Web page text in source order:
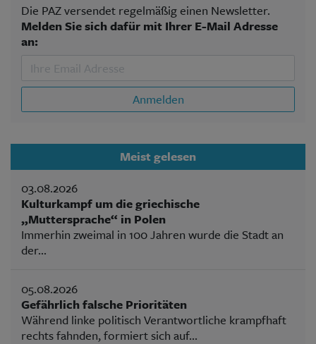
Die PAZ versendet regelmäßig einen Newsletter.
Melden Sie sich dafür mit Ihrer E-Mail Adresse
an:
Anmelden
Meist gelesen
03.08.2026
Kulturkampf um die griechische
„Muttersprache“ in Polen
Immerhin zweimal in 100 Jahren wurde die Stadt an
der...
05.08.2026
Gefährlich falsche Prioritäten
Während linke politisch Verantwortliche krampfhaft
rechts fahnden, formiert sich auf...